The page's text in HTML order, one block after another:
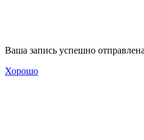
Ваша запись успешно отправлена
Хорошо